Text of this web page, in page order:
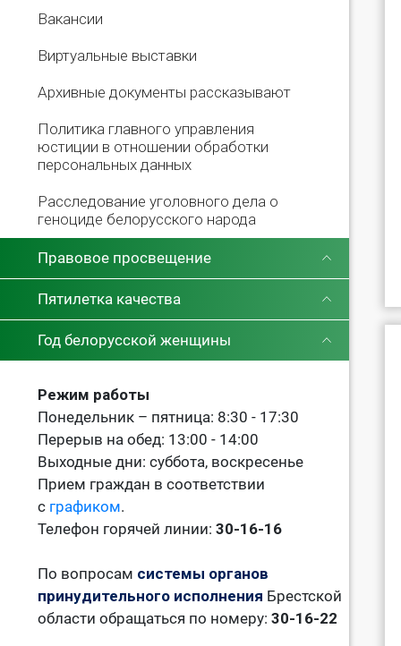
Вакансии
Виртуальные выставки
Архивные документы рассказывают
Политика главного управления
юстиции в отношении обработки
персональных данных
Расследование уголовного дела о
геноциде белорусского народа
Правовое просвещение
Пятилетка качества
Год белорусской женщины
Режим работы
Понедельник – пятница: 8:30 - 17:30
Перерыв на обед: 13:00 - 14:00
Выходные дни: суббота, воскресенье
Прием граждан в соответствии
с графиком.
Телефон горячей линии: 30-16-16
По вопросам системы органов
принудительного исполнения Брестской
области обращаться по номеру: 30-16-22